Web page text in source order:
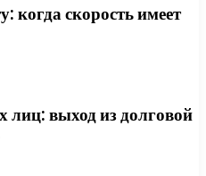
когда скорость имеет
лиц: выход из долговой